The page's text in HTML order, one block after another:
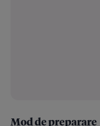
Mod de preparare